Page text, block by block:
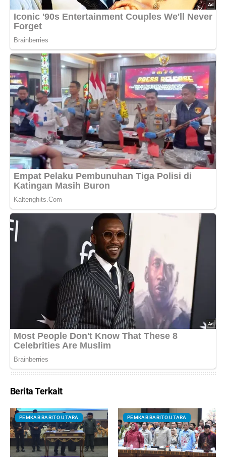
Berita Terkait
PEMKAB BARITO UTARA PEMKAB BARITO UTARA